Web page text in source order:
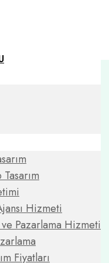
Hizmeti
ve Pazarlama Hizmeti
Fiyatları